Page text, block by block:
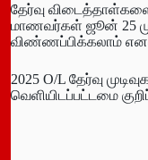
தேர்வு
மாணவர்கள் ஜூன் 25
விண்ணப்பிக்கலாம்
2025 O/L தேர்வு
வெளியிடப்பட்டமை